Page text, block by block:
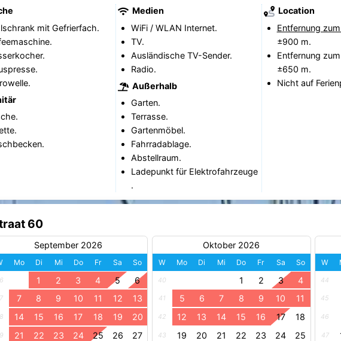
mit Gefrierfach.
Medien
WiFi / WLAN Internet.
TV.
Ausländische TV-Sender.
Radio.
Außerhalb
Garten.
Terrasse.
Gartenmöbel.
Fahrradablage.
Abstellraum.
Ladepunkt für Elektrofahrzeuge
.
Location
Entfernung
±900 m.
Entfernung
±650 m.
Nicht auf
60
September 2026
Mo Di Mi Do Fr Sa So
1 2 3 4 5 6
7 8 9 10 11 12 13
14 15 16 17 18 19 20
21 22 23 24 25 26 27
Oktober 2026
W Mo Di Mi Do Fr Sa So
40 1 2 3 4
41 5 6 7 8 9 10 11
42 12 13 14 15 16 17 18
43 19 20 21 22 23 24 25
W
44
45
46
47